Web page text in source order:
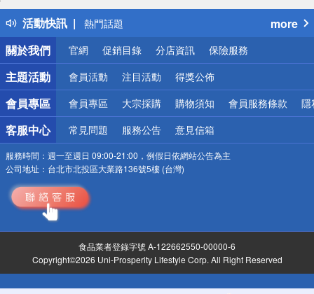
活動快訊
得獎公告
熱門話題
銀行優惠
偏遠地區配送
詐騙網頁！請小心！
more
關於我們
官網 促銷目錄 分店資訊 保險服務
主題活動 會員活動 注目活動 得獎公佈
會員專區 會員專區 大宗採購 購物須知 會員服務條款 隱
客服中心 常見問題 服務公告 意見信箱
服務時間： 週一至週日 09:00-21:00，例假日依網站公告為主
公司地址： 台北市北投區大業路136號5樓 (台灣)
食品業者登錄字號 A-122662550-00000-6
Copyright©2026 Uni-Prosperity Lifestyle Corp. All Right Reserved